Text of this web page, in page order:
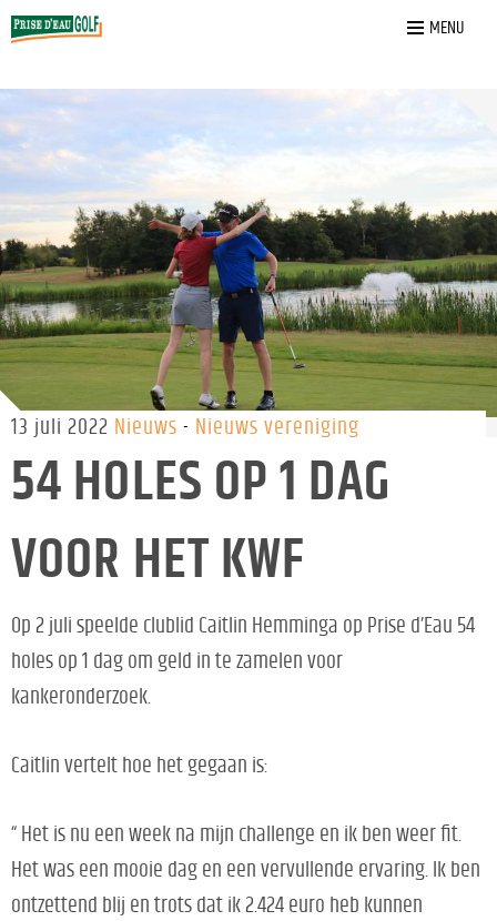
MENU
Home
13 juli 2022 Nieuws Nieuws vereniging
54 HOLES OP 1 DAG
VOOR HET KWF
Op 2 juli speelde clublid Caitlin Hemminga op Prise d’Eau 54
holes op 1 dag om geld in te zamelen voor
kankeronderzoek.
Caitlin vertelt hoe het gegaan is:
“ Het is nu een week na mijn challenge en ik ben weer fit.
Het was een mooie dag en een vervullende ervaring. Ik ben
ontzettend blij en trots dat ik 2.424 euro heb kunnen